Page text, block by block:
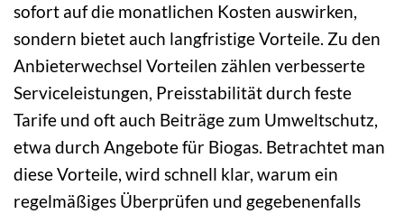
sofort auf die monatlichen Kosten auswirken,
sondern bietet auch langfristige Vorteile. Zu den
Anbieterwechsel Vorteilen zählen verbesserte
Serviceleistungen, Preisstabilität durch feste
Tarife und oft auch Beiträge zum Umweltschutz,
etwa durch Angebote für Biogas. Betrachtet man
diese Vorteile, wird schnell klar, warum ein
regelmäßiges Überprüfen und gegebenenfalls